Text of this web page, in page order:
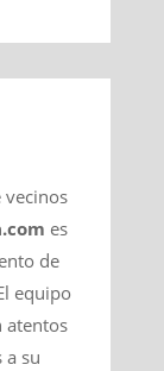
vecinos
es
de
equipo
atentos
a su